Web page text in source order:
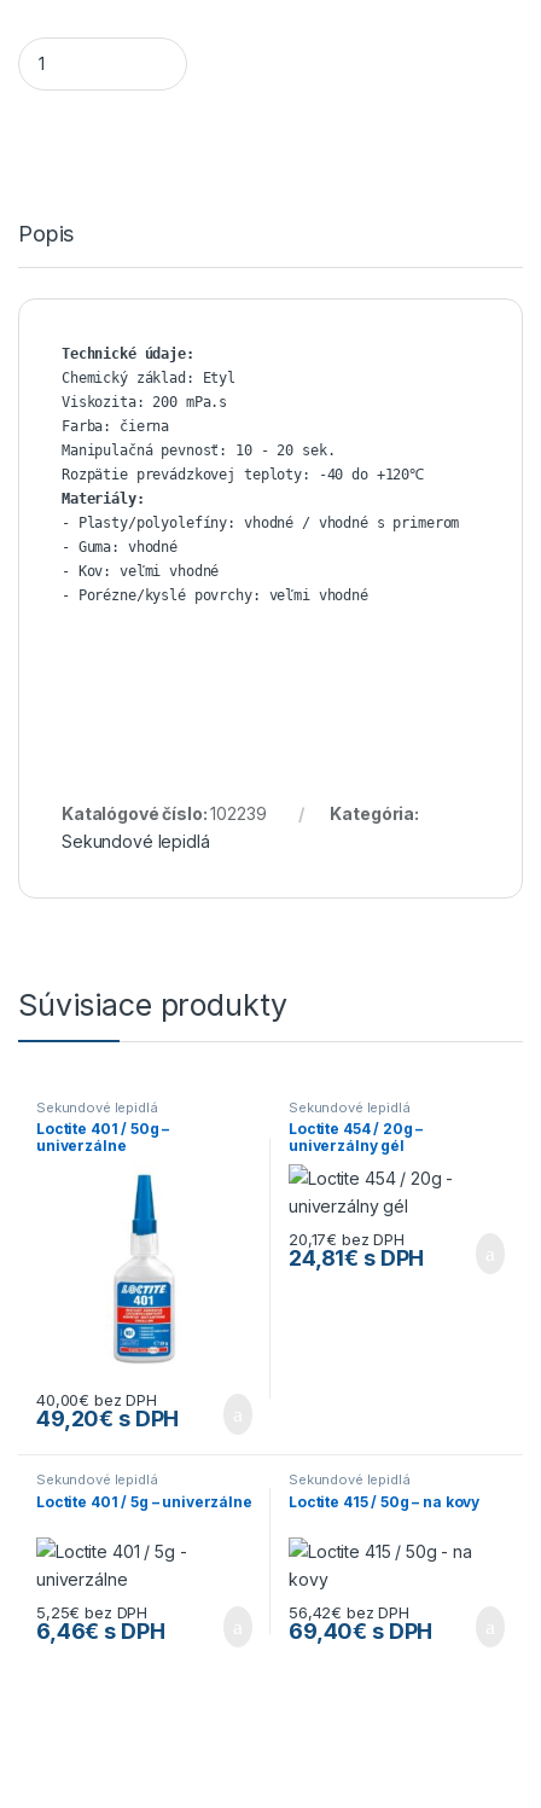
Loctite 438 / 20g quantity
Popis
Chemický základ: Etyl
Viskozita: 200 mPa.s
Farba: čierna
Manipulačná pevnosť: 10 - 20 sek.
Rozpätie prevádzkovej teploty: -40 do +120℃
Materiály:
- Plasty/polyolefíny: vhodné / vhodné s primerom
- Guma: vhodné
- Kov: veľmi vhodné
- Porézne/kyslé povrchy: veľmi vhodné
Katalógové číslo:102239
Kategória:
Sekundové lepidlá
Súvisiace produkty
Sekundové lepidlá
Loctite 401 / 50g –
univerzálne
40,00€ bez DPH
49,20€ s DPH
Sekundové lepidlá
Loctite 454 / 20g –
univerzálny gél
20,17€ bez DPH
24,81€ s DPH
Sekundové lepidlá
Loctite 401 / 5g – univerzálne
5,25€ bez DPH
6,46€ s DPH
Sekundové lepidlá
Loctite 415 / 50g – na kovy
56,42€ bez DPH
69,40€ s DPH